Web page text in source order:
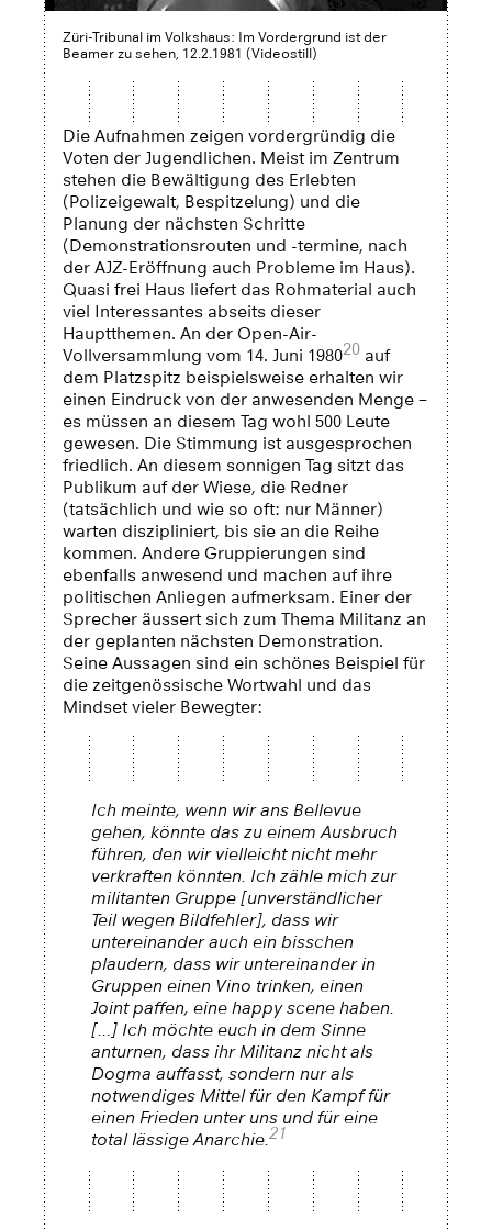
Züri-Tribunal im Volkshaus: Im Vordergrund ist der
Beamer zu sehen, 12.2.1981 (Videostill)
Die Aufnahmen zeigen vordergründig die
Voten der Jugendlichen. Meist im Zentrum
stehen die Bewältigung des Erlebten
(Polizeigewalt, Bespitzelung) und die
Planung der nächsten Schritte
(Demonstrationsrouten und -termine, nach
der AJZ-Eröffnung auch Probleme im Haus).
Quasi frei Haus liefert das Rohmaterial auch
viel Interessantes abseits dieser
Hauptthemen. An der Open-Air-
Vollversammlung vom 14. Juni 198020auf
dem Platzspitz beispielsweise erhalten wir
einen Eindruck von der anwesenden Menge –
es müssen an diesem Tag wohl 500 Leute
gewesen. Die Stimmung ist ausgesprochen
friedlich. An diesem sonnigen Tag sitzt das
Publikum auf der Wiese, die Redner
(tatsächlich und wie so oft: nur Männer)
warten diszipliniert, bis sie an die Reihe
kommen. Andere Gruppierungen sind
ebenfalls anwesend und machen auf ihre
politischen Anliegen aufmerksam. Einer der
Sprecher äussert sich zum Thema Militanz an
der geplanten nächsten Demonstration.
Seine Aussagen sind ein schönes Beispiel für
die zeitgenössische Wortwahl und das
Mindset vieler Bewegter:
Ich meinte, wenn wir ans Bellevue
gehen, könnte das zu einem Ausbruch
führen, den wir vielleicht nicht mehr
verkraften könnten. Ich zähle mich zur
militanten Gruppe [unverständlicher
Teil wegen Bildfehler], dass wir
untereinander auch ein bisschen
plaudern, dass wir untereinander in
Gruppen einen Vino trinken, einen
Joint paffen, eine happy scene haben.
[…] Ich möchte euch in dem Sinne
anturnen, dass ihr Militanz nicht als
Dogma auffasst, sondern nur als
notwendiges Mittel für den Kampf für
einen Frieden unter uns und für eine
total lässige Anarchie. 21